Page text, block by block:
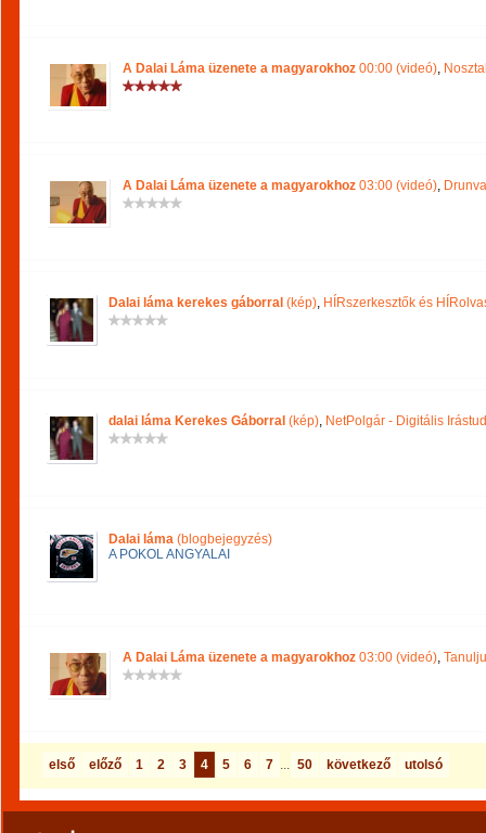
A Dalai Láma üzenete a magyarokhoz 00:00 (videó),
A Dalai Láma üzenete a magyarokhoz 03:00 (videó),
Dalai láma kerekes gáborral (kép), HÍRszerkesztők és
dalai láma Kerekes Gáborral (kép), NetPolgár - Digitális
Dalai láma (blogbejegyzés)
A POKOL ANGYALAI
A Dalai Láma üzenete a magyarokhoz 03:00 (videó),
első előző 1 2 3 4 5 6 7 ... 50 következő utolsó